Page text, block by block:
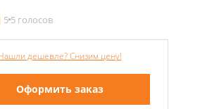
5 5 голосов
дешевле? Снизим цену!
Оформить заказ